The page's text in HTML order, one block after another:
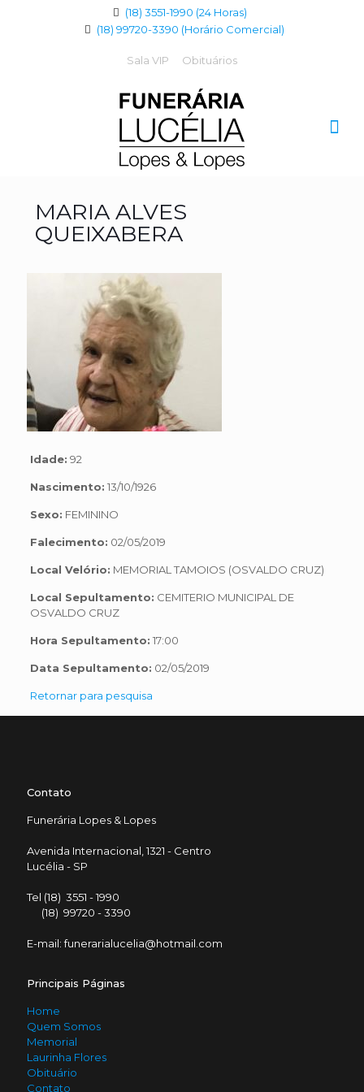
(18) 3551-1990 (24 Horas)
(18) 99720-3390 (Horário Comercial)
Sala VIP Obituários
MARIA ALVES
QUEIXABERA
Idade: 92
Nascimento: 13/10/1926
Sexo: FEMININO
Falecimento: 02/05/2019
Local Velório: MEMORIAL TAMOIOS (OSVALDO CRUZ)
Local Sepultamento: CEMITERIO MUNICIPAL DE
OSVALDO CRUZ
Hora Sepultamento: 17:00
Data Sepultamento: 02/05/2019
Retornar para pesquisa
Contato
Funerária Lopes & Lopes
Avenida Internacional, 1321 - Centro
Lucélia - SP
Tel (18) 3551 - 1990
(18) 99720 - 3390
E-mail: funerarialucelia@hotmail.com
Principais Páginas
Home
Quem Somos
Memorial
Laurinha Flores
Obituário
Contato